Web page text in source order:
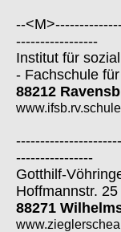
--
-----------------
Institut für
- Fachschule
88212
----------------
Gotthilf-
Hoffmannstr. 25
88271